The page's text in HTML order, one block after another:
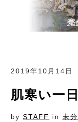
2019年10月14日
肌寒い一
bySTAFF in未